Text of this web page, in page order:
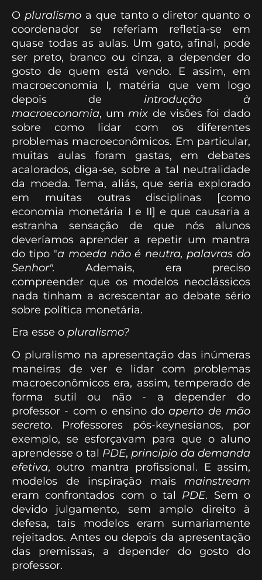
O pluralismo a que tanto o diretor quanto o
coordenador se referiam refletia-se em
quase todas as aulas. Um gato, afinal, pode
ser preto, branco ou cinza, a depender do
gosto de quem está vendo. E assim, em
macroeconomia I, matéria que vem logo
depois de introdução à
macroeconomia, um mix de visões foi dado
sobre como lidar com os diferentes
problemas macroeconômicos. Em particular,
muitas aulas foram gastas, em debates
acalorados, diga-se, sobre a tal neutralidade
da moeda. Tema, aliás, que seria explorado
em muitas outras disciplinas [como
economia monetária I e II] e que causaria a
estranha sensação de que nós alunos
deveríamos aprender a repetir um mantra
do tipo "a moeda não é neutra, palavras do
Senhor".Ademais, era preciso
compreender que os modelos neoclássicos
nada tinham a acrescentar ao debate sério
sobre política monetária.
Era esse o pluralismo?
O pluralismo na apresentação das inúmeras
maneiras de ver e lidar com problemas
macroeconômicos era, assim, temperado de
forma sutil ou não - a depender do
professor - com o ensino doaperto de mão
secreto. Professores pós-keynesianos, por
exemplo, se esforçavam para que o aluno
aprendesse o tal PDE, princípio da demanda
efetiva, outro mantra profissional. E assim,
modelos de inspiração mais mainstream
eram confrontados com o tal PDE. Sem o
devido julgamento, sem amplo direito à
defesa, tais modelos eram sumariamente
rejeitados. Antes ou depois da apresentação
das premissas, a depender do gosto do
professor.